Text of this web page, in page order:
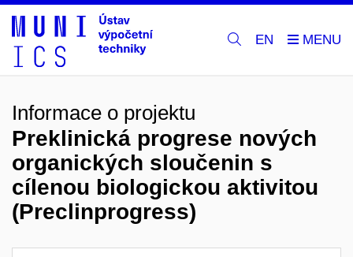
EN
Informace o projektu
Preklinická progrese nových
organických sloučenin s
cílenou biologickou aktivitou
(Preclinprogress)